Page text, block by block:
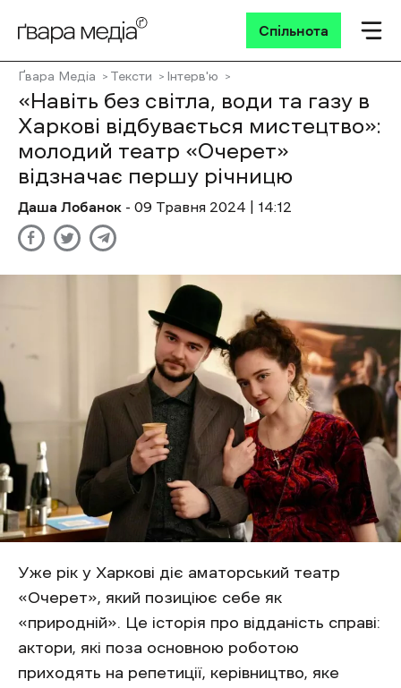
Спільнота
Ґвара Медіа Тексти Інтерв'ю
«Навіть без світла, води та газу в
Харкові відбувається мистецтво»:
молодий театр «Очерет»
відзначає першу річницю
Даша Лобанок - 09 Травня 2024 | 14:12
Уже рік у Харкові діє аматорський театр
«Очерет», який позиціює себе як
«природній». Це історія про відданість справі:
актори, які поза основною роботою
приходять на репетиції, керівництво, яке